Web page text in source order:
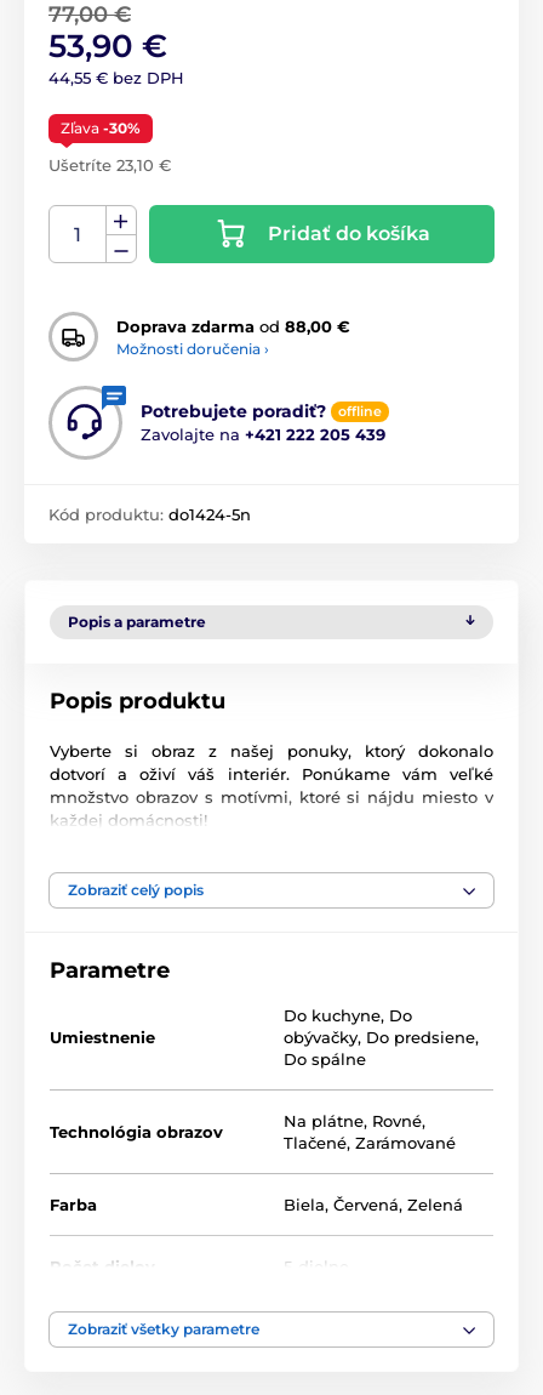
77,00 €
53,90 €
44,55 € bez DPH
Zľava -30%
Ušetríte 23,10 €
Pridať do košíka
Doprava zdarma od 88,00 €
Možnosti doručenia ›
Potrebujete poradiť? offline
Zavolajte na +421 222 205 439
Kód produktu: do1424-5n
Popis a parametre
Popis produktu
Vyberte si obraz z našej ponuky, ktorý dokonalo
dotvorí a oživí váš interiér. Ponúkame vám veľké
množstvo obrazov s motívmi, ktoré si nájdu miesto v
každej domácnosti!
(v cm):
Kvalita je pre nás dôležitá a preto sme pre naše obrazy
Zobraziť celý popis
Parametre
Umiestnenie
Do kuchyne, Do
obývačky, Do predsiene,
Do spálne
Technológia obrazov
Na plátne, Rovné,
Tlačené, Zarámované
Farba Biela, Červená, Zelená
Počet dielov 5-dielne
Zobraziť všetky parametre